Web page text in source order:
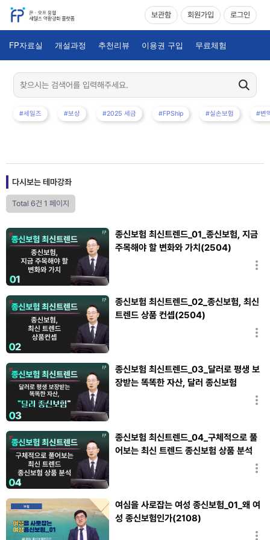
보관함 회원가입 로그인
FP자료실 개설과정 추천리뷰 이용권 구입 무료체험
#세일즈 #보상 #2025 세금 #FPShip #실손보험 #변
다시보는 테마강좌
Total 6건 1 페이지
종신보험 최신트렌드_01_종신보험, 지금
주목해야 할 변화와 가치(2504)
종신보험 최신트렌드_02_종신보험, 최신
트렌드 상품 컨셉(2504)
종신보험 최신트렌드_03_달러로 평생 보
장받는 똑똑한 자산, 달러 종신보험
종신보험 최신트렌드_04_구체적으로 풀
어보는 최신 트렌드 종신보험 상품 분석
여심을 사로잡는 여성 종신보험_01_왜 여
성 종신보험인가(2108)